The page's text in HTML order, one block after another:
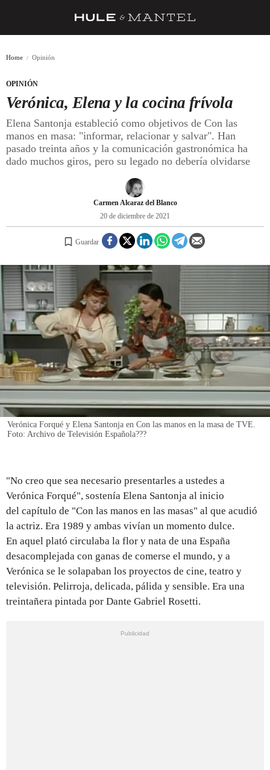
DÓNDE COMER
ÍDOLOS DE MESAS
REGISTRO
INICIAR SESIÓN
Home Opinión
OPINIÓN
Verónica, Elena y la cocina frívola
Elena Santonja estableció como objetivos de Con las
manos en masa: "informar, relacionar y salvar". Han
pasado treinta años y la comunicación gastronómica ha
dado muchos giros, pero su legado no debería olvidarse
Carmen Alcaraz del Blanco
20 de diciembre de 2021
Guardar
Verónica Forqué y Elena Santonja en Con las manos en la masa de TVE.
Foto: Archivo de Televisión Española???
"No creo que sea necesario presentarles a ustedes a
Verónica Forqué", sostenía Elena Santonja al inicio
del capítulo de "Con las manos en las masas" al que acudió
la actriz. Era 1989 y ambas vivían un momento dulce.
En aquel plató circulaba la flor y nata de una España
desacomplejada con ganas de comerse el mundo, y a
Verónica se le solapaban los proyectos de cine, teatro y
televisión. Pelirroja, delicada, pálida y sensible. Era una
treintañera pintada por Dante Gabriel Rosetti.